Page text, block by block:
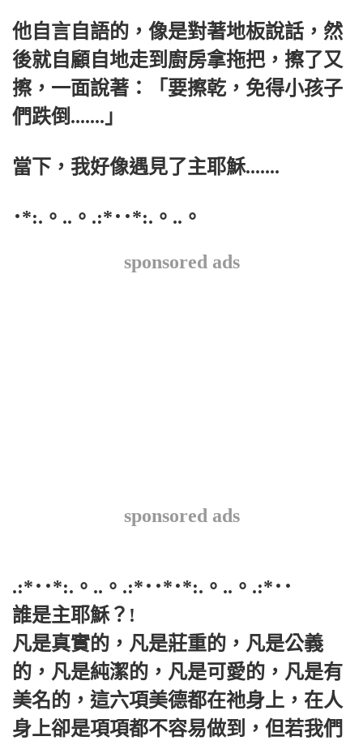
他自言自語的，像是對著地板說話，然
後就自顧自地走到廚房拿拖把，擦了又
擦，一面說著：「要擦乾，免得小孩子
們跌倒.......」
當下，我好像遇見了主耶穌.......
･*:.。..。.:*･･*:.。..。
sponsored ads
sponsored ads
.:*･･*:.。..。.:*･･*･*:.。..。.:*･･
誰是主耶穌？!
凡是真實的，凡是莊重的，凡是公義
的，凡是純潔的，凡是可愛的，凡是有
美名的，這六項美德都在祂身上，在人
身上卻是項項都不容易做到，但若我們